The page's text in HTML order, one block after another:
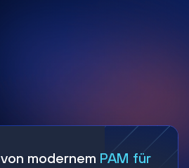
modernem PAM für